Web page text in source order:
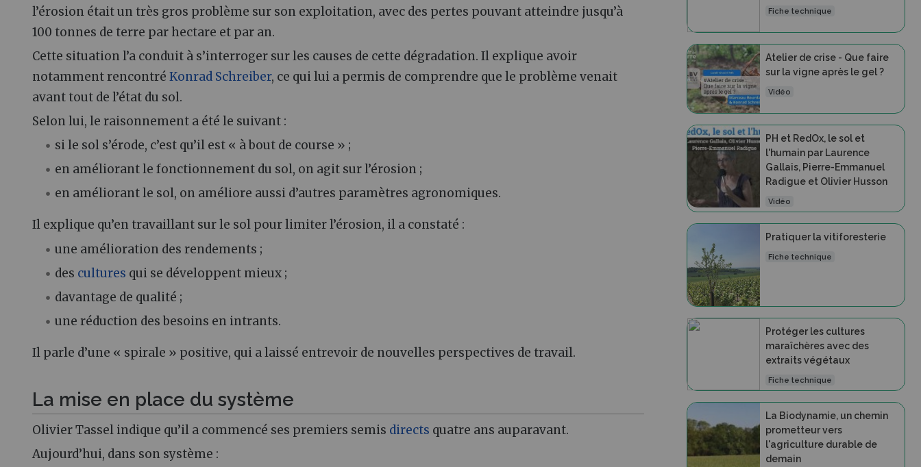
l’érosion était un très gros problème sur son exploitation, avec des pertes pouvant atteindre jusqu’à
100 tonnes de terre par hectare et par an.
Cette situation l’a conduit à s’interroger sur les causes de cette dégradation. Il explique avoir
notamment rencontré Konrad Schreiber, ce qui lui a permis de comprendre que le problème venait
avant tout de l’état du sol.
Selon lui, le raisonnement a été le suivant :
si le sol s’érode, c’est qu’il est « à bout de course » ;
en améliorant le fonctionnement du sol, on agit sur l’érosion ;
en améliorant le sol, on améliore aussi d’autres paramètres agronomiques.
Il explique qu’en travaillant sur le sol pour limiter l’érosion, il a constaté :
une amélioration des rendements ;
des cultures qui se développent mieux ;
davantage de qualité ;
une réduction des besoins en intrants.
Il parle d’une « spirale » positive, qui a laissé entrevoir de nouvelles perspectives de travail.
La mise en place du système
Olivier Tassel indique qu’il a commencé ses premiers semis directs quatre ans auparavant.
Aujourd’hui, dans son système :
Fiche technique
Atelier de crise - Que faire
sur la vigne après le gel ?
Vidéo
PH et RedOx, le sol et
l'humain par Laurence
Gallais, Pierre-Emmanuel
Radigue et Olivier Husson
Vidéo
Pratiquer la vitiforesterie
Fiche technique
Protéger les cultures
maraîchères avec des
extraits végétaux
Fiche technique
La Biodynamie, un chemin
prometteur vers
l'agriculture durable de
demain